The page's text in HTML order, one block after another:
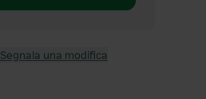
Segnala una modifica